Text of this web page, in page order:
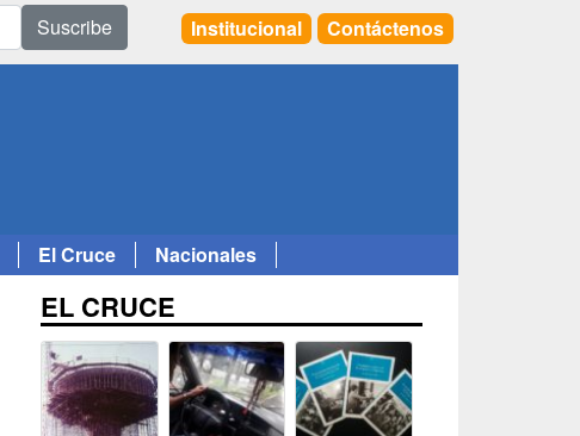
Suscribe Institucional Contáctenos
El Cruce
Nacionales
EL CRUCE